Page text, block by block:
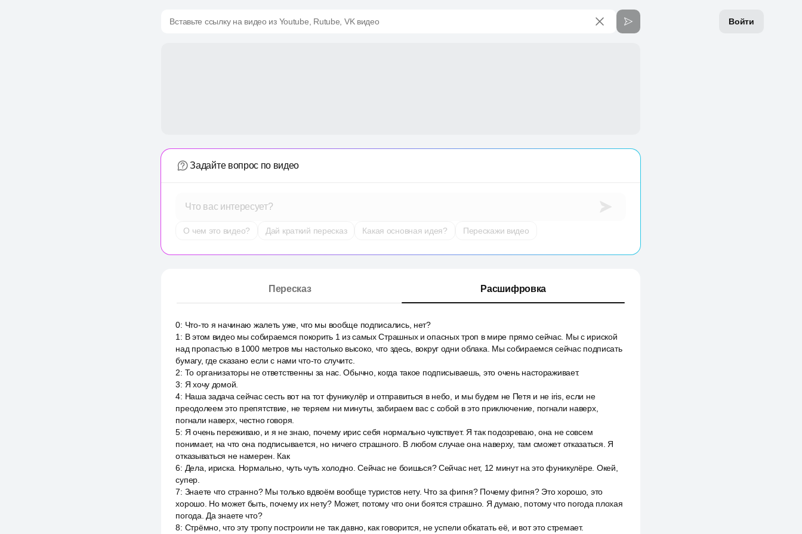
Войти
Вставьте ссылку на видео из Youtube, Rutube, VK видео
Задайте вопрос по видео
Что вас интересует?
О чем это видео? Дай краткий пересказ Какая основная идея? Перескажи видео
Пересказ Расшифровка
0: Что-то я начинаю жалеть уже, что мы вообще подписались, нет?
1 : В этом видео мы собираемся покорить 1 из самых Страшных и опасных троп в мире прямо сейчас. Мы с ириской
над пропастью в 1000 метров мы настолько высоко, что здесь, вокруг одни облака. Мы собираемся сейчас подписать
бумагу, где сказано если с нами что-то случитс.
2: То организаторы не ответственны за нас. Обычно, когда такое подписываешь, это очень настораживает.
3: Я хочу домой.
4: Наша задача сейчас сесть вот на тот фуникулёр и отправиться в небо, и мы будем не Петя и не iris, если не
преодолеем это препятствие, не теряем ни минуты, забираем вас с собой в это приключение, погнали наверх,
погнали наверх, честно говоря.
5: Я очень переживаю, и я не знаю, почему ирис себя нормально чувствует. Я так подозреваю, она не совсем
понимает, на что она подписывается, но ничего страшного. В любом случае она наверху, там сможет отказаться. Я
отказываться не намерен. Как
6: Дела, ириска. Нормально, чуть чуть холодно. Сейчас не боишься? Сейчас нет, 12 минут на это фуникулёре. Окей,
супер.
7: Знаете что странно? Мы только вдвоём вообще туристов нету. Что за фигня? Почему фигня? Это хорошо, это
хорошо. Но может быть, почему их нету? Может, потому что они боятся страшно. Я думаю, потому что погода плохая
погода. Да знаете что?
8: Стрёмно, что эту тропу построили не так давно, как говорится, не успели обкатать её, и вот это стремает.